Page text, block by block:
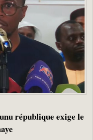
république exige le